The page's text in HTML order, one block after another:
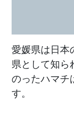
愛媛県は日本
県として知ら
のったハマチ
す。